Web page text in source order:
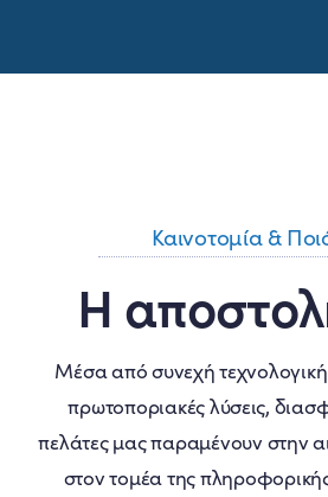
Καινοτομία &
Η
Μέσα από συνεχή
πρωτοποριακές λύσεις,
πελάτες μας παραμένουν στην
στον τομέα της